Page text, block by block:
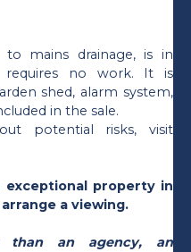
mains drainage, is in
requires no work. It is
shed, alarm system,
in the sale.
potential risks, visit
exceptional property in
a viewing.
than an agency, an